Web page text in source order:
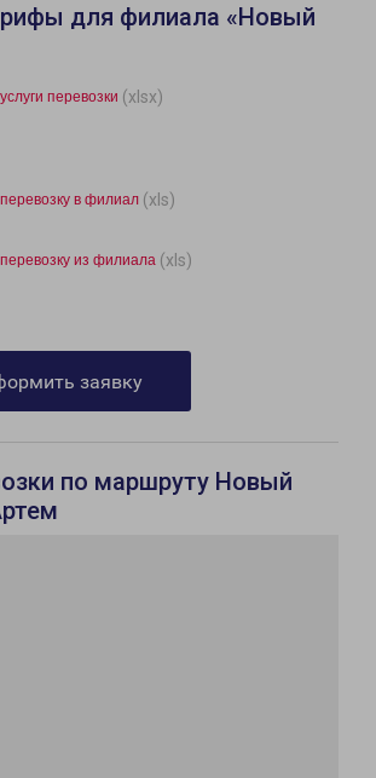
для филиала «Новый
перевозки (xlsx)
в филиал (xls)
из филиала (xls)
заявку
по маршруту Новый